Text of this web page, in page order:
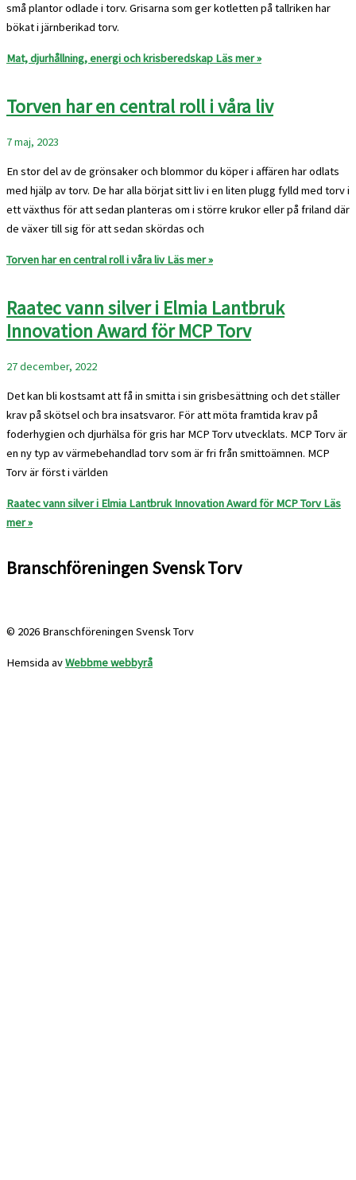
små plantor odlade i torv. Grisarna som ger kotletten på tallriken har
bökat i järnberikad torv.
Mat, djurhållning, energi och krisberedskap Läs mer »
Torven har en central roll i våra liv
7 maj, 2023
En stor del av de grönsaker och blommor du köper i affären har odlats
med hjälp av torv. De har alla börjat sitt liv i en liten plugg fylld med torv i
ett växthus för att sedan planteras om i större krukor eller på friland där
de växer till sig för att sedan skördas och
Torven har en central roll i våra livLäs mer »
Raatec vann silver i Elmia Lantbruk
Innovation Award för MCP Torv
27 december, 2022
Det kan bli kostsamt att få in smitta i sin grisbesättning och det ställer
krav på skötsel och bra insatsvaror. För att möta framtida krav på
foderhygien och djurhälsa för gris har MCP Torv utvecklats. MCP Torv är
en ny typ av värmebehandlad torv som är fri från smittoämnen. MCP
Torv är först i världen
Raatec vann silver i Elmia Lantbruk Innovation Award för MCP TorvLäs
mer »
Branschföreningen Svensk Torv
© 2026 Branschföreningen Svensk Torv
Hemsida avWebbme webbyrå